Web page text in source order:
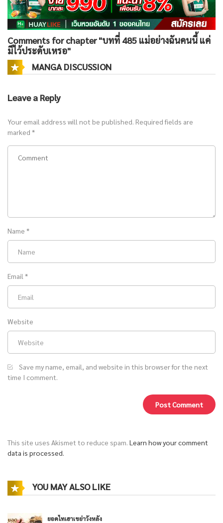
Comments for chapter "บทที่ 485 แม่อย่างฉันคนนี้ แค่
มีไว้ประดับเหรอ"
MANGA DISCUSSION
Leave a Reply
Your email address will not be published. Required fields are
marked *
Name *
Email *
Website
Save my name, email, and website in this browser for the next
time I comment.
This site uses Akismet to reduce spam. Learn how your comment
data is processed.
YOU MAY ALSO LIKE
ยอดไทเฮาเขย่าวังหลัง